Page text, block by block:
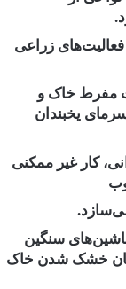
زراعی
مفرط ‏خاک و
یخبندان
کار غیر ممکنی
سنگین
زمان خشک شدن خاک